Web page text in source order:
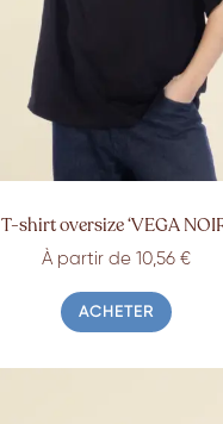
T-shirt oversize ‘VEGA
À partir de 10,56 €
ACHETER